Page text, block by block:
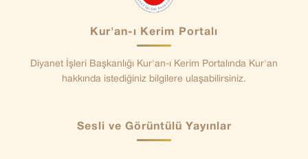
Kur'an-ı Kerim Portalı
Diyanet İşleri Başkanlığı Kur'an-ı Kerim Portalında Kur'an
hakkında istediğiniz bilgilere ulaşabilirsiniz.
Sesli ve Görüntülü Yayınlar